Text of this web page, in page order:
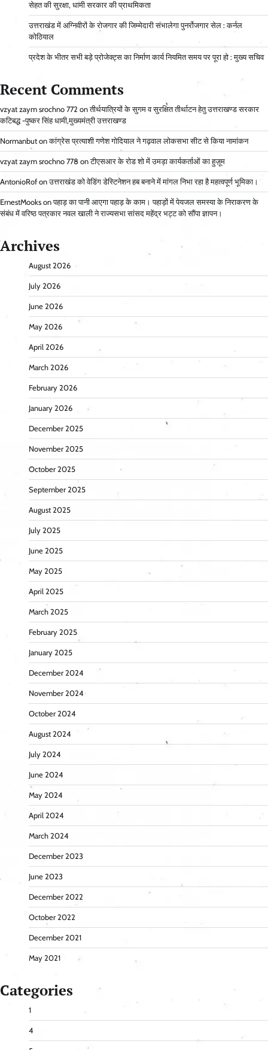
सेहत की सुरक्षा, धामी सरकार की प्राथमिकता
उत्तराखंड में अग्निवीरों के रोजगार की जिम्मेदारी संभालेगा पुनर्रोजगार सेल : कर्नल
कोठियाल
प्रदेश के भीतर सभी बड़े प्रोजेक्ट्स का निर्माण कार्य नियमित समय पर पूरा हो : मुख्य सचिव
Recent Comments
vzyat zaym srochno 772 onतीर्थयात्रियों के सुगम व सुरक्षित तीर्थाटन हेतु उत्तराखण्ड सरकार
कटिबद्ध -पुष्कर सिंह धामी,मुख्यमंत्री उत्तराखण्ड
Normanbut onकांग्रेस प्रत्याशी गणेश गोदियाल ने गढ़वाल लोकसभा सीट से किया नामांकन
vzyat zaym srochno 778 onटीएसआर के रोड शो में उमड़ा कार्यकर्ताओं का हुज़ूम
AntonioRof onउत्तराखंड को वेडिंग डेस्टिनेशन हब बनाने में मांगल निभा रहा है महत्वपूर्ण भूमिका।
ErnestMooks onपहाड़ का पानी आएगा पहाड़ के काम। पहाड़ों में पेयजल समस्या के निराकरण के
संबंध में वरिष्ठ पत्रकार नवल खाली ने राज्यसभा सांसद महेंद्र भट्ट को सौंपा ज्ञापन।
Archives
August 2026
July 2026
June 2026
May 2026
April 2026
March 2026
February 2026
January 2026
December 2025
November 2025
October 2025
September 2025
August 2025
July 2025
June 2025
May 2025
April 2025
March 2025
February 2025
January 2025
December 2024
November 2024
October 2024
August 2024
July 2024
June 2024
May 2024
April 2024
March 2024
December 2023
June 2023
December 2022
October 2022
December 2021
May 2021
Categories
1
4